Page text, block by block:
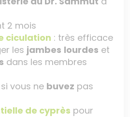
2 mois
ciculation : très efficace
les jambes lourdes et
dans les membres
vous ne buvez pas
de cyprès pour